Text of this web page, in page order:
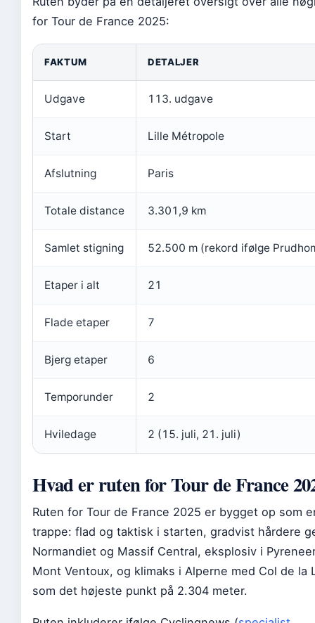
for Tour de France 2025:
FAKTUM DETALJER
Udgave 113. udgave
Start Lille Métropole
Afslutning Paris
Totale distance 3.301,9 km
Samlet stigning 52.500 m (rekord ifølge
Etaper i alt 21
Flade etaper 7
Bjerg etaper 6
Temporunder 2
Hviledage 2 (15. juli, 21. juli)
Hvad er ruten for Tour de France
Ruten for Tour de France 2025 er bygget op som
trappe: flad og taktisk i starten, gradvist hårdere
Normandiet og Massif Central, eksplosiv i
Mont Ventoux, og klimaks i Alperne med Col de la
som det højeste punkt på 2.304 meter.